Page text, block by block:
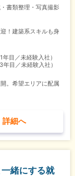
書類整理・写真撮影
！建築系スキルも身
目／未経験入社）
目／未経験入社）
。希望エリアに配属
詳細へ
緒にする就